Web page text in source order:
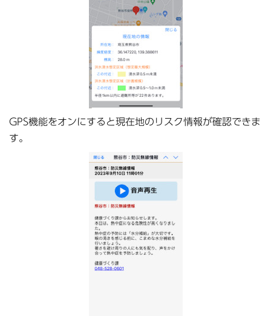
GPS機能をオンにすると現在地のリスク情報が確認できま
す。